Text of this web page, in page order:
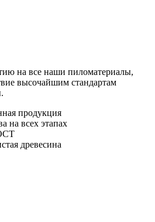
на все наши пиломатериалы,
высочайшим стандартам
продукция
на всех этапах
древесина